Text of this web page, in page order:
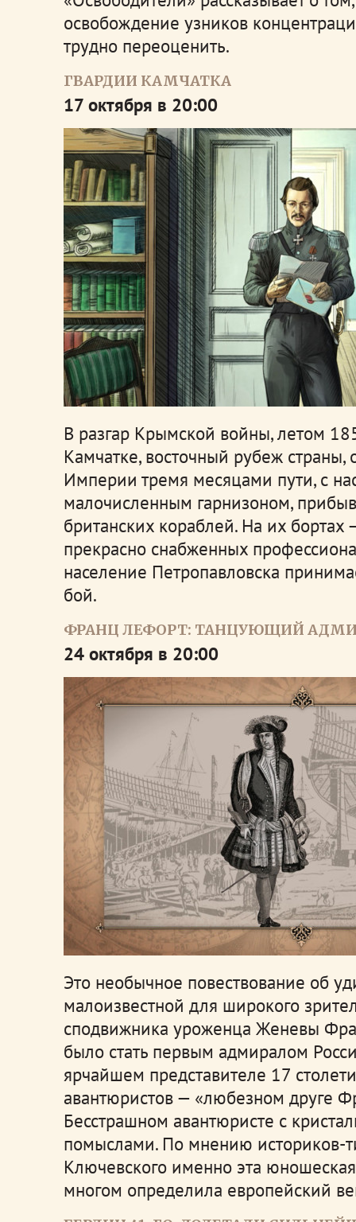
освобождение узников
трудно переоценить.
ГВАРДИИ КАМЧАТКА
17 октября в 20:00
В разгар Крымской войны, летом
Камчатке, восточный рубеж
Империи тремя месяцами пути, с
малочисленным гарнизоном,
британских кораблей. На их
прекрасно снабженных
население Петропавловска
бой.
ФРАНЦ ЛЕФОРТ: ТАНЦУЮЩИЙ
24 октября в 20:00
Это необычное повествование об
малоизвестной для широкого
сподвижника уроженца Женевы
было стать первым адмиралом
ярчайшем представителе 17
авантюристов — «любезном друге
Бесстрашном авантюристе с
помыслами. По мнению историков-
Ключевского именно эта
многом определила европейский